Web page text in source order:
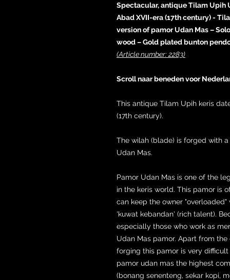
Spectacular, antique Tilam Upih
Abad XVII-era (17th century) -
version of pamor Udan Mas –
wood – Gold plated bunton
(Article number: 2283)
Scroll naar beneden voor
This antique Tilam Upih keris
(17th century).
The wilah (blade) is forged with
Udan Mas.
Pamor Udan Mas is one of the
in the keris world. This pamor is
can keep the owner
'kuwat kebandan' (rich talent).
especially those who work as
Udan Mas pamor. Apart from
forging this pamor is very
pamor udan mas the highest
(bonang senenteng, sekar kopi,